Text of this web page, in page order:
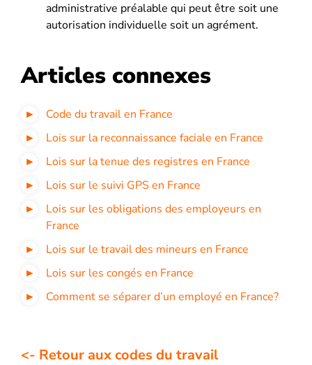
administrative préalable qui peut être soit une
autorisation individuelle soit un agrément.
Articles connexes
Code du travail en France
Lois sur la reconnaissance faciale en France
Lois sur la tenue des registres en France
Lois sur le suivi GPS en France
Lois sur les obligations des employeurs en
France
Lois sur le travail des mineurs en France
Lois sur les congés en France
Comment se séparer d’un employé en France?
<- Retour aux codes du travail